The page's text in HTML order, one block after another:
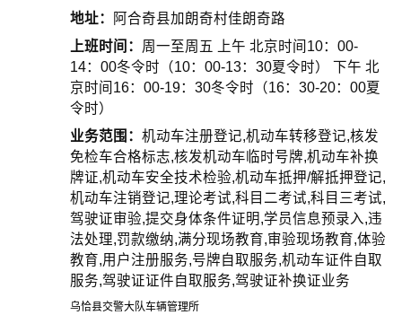
地址：
阿合奇县加朗奇村佳朗奇路
上班时间： 周一至周五 上午 北京时间10：00-
14：00冬令时（10：00-13：30夏令时） 下午 北
京时间16：00-19：30冬令时（16：30-20：00夏
令时）
业务范围： 机动车注册登记,机动车转移登记,核发
免检车合格标志,核发机动车临时号牌,机动车补换
牌证,机动车安全技术检验,机动车抵押/解抵押登记,
机动车注销登记,理论考试,科目二考试,科目三考试,
驾驶证审验,提交身体条件证明,学员信息预录入,违
法处理,罚款缴纳,满分现场教育,审验现场教育,体验
教育,用户注册服务,号牌自取服务,机动车证件自取
服务,驾驶证证件自取服务,驾驶证补换证业务
乌恰县交警大队车辆管理所